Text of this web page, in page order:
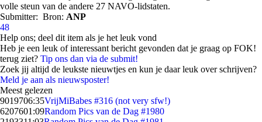
volle steun van de andere 27 NAVO-lidstaten.
Submitter: Bron: ANP
48
Help ons; deel dit item als je het leuk vond
Heb je een leuk of interessant bericht gevonden dat je graag op FOK!
terug ziet? Tip ons dan via de submit!
Zoek jij altijd de leukste nieuwtjes en kun je daar leuk over schrijven?
Meld je aan als nieuwsposter!
Meest gelezen
9019706:35VrijMiBabes #316 (not very sfw!)
6207601:09Random Pics van de Dag #1980